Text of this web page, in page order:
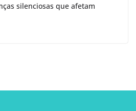
silenciosas que afetam